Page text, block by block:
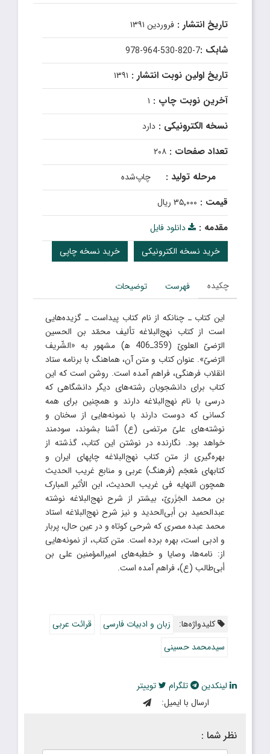
تاریخ انتشار : فروردین ۱۳۹۱
شابک :978-964-530-820-7
تاریخ اولین نوبت انتشار : ۱۳۹۱
آخرین نوبت چاپ : ۱
نسخه الکترونیکی : دارد
تعداد صفحات : ۲۰۸
مرحله تولید : چاپ‌شده
قیمت : ۳۵٬۰۰۰ ریال
مقدمه :
دانلود فایل
خرید نسخه چاپی
خرید نسخه الکترونیکی
چکیده فهرست توضیحات
این کتاب ـ چنانکه از نام کتاب پیداست ـ گزیده‌هایی
است از کتاب نهج‌البلاغه تألیف محمّد بن الحسین
الرّضیّ العلویّ (359ـ406 ﻫ) مشهور به «الشّریف
الرّضیّ». عنوان کتاب و متن آن، هماهنگ با برنامه ستاد
انقلاب فرهنگی، فراهم آمده است. روشن است که این
کتاب برای دانشجویان رشته‌های دیگر دانشگاهی که
درسی با نام نهج‌البلاغه دارند و همچنین برای همه
کسانی که دوست دارند با نمونه‌هایی از سخنان و
نوشته‌های علیّ مرتضی (ع) آشنا بشوند، سودمند
خواهد بود. نگارنده در نوشتن این کتاب، گذشته از
بهره‌گیری از متن کتاب نهج‌البلاغه چاپهای ایران و
کتابهای مُعجَم (فرهنگ) عربی و منابع غریب الحدیث
همچون النهایه فی غریب الحدیث، ابن الأثیر المبارک
بن محمد الجَزَریّ، بیشتر از شرح نهج‌البلاغه نوشته
عبدالحمید بن أبی‌الحدید و نیز شرح نهج‌البلاغه استاد
محمد عبده مصری که شرحی کوتاه و در عین حال، پربار
و ادبی است، بهره برده است. متن کتاب، از نمونه‌هایی
از: نامه‌ها، وصایا و خطبه‌های امیرالمؤمنین علی بن
أبی‌طالب (ع)، فراهم آمده است.
کلیدواژه‌ها: زبان و ادبیات فارسی
قرائت عربی
سیدمحمد حسینی
لینکدین تلگرام
توییتر
ارسال با ایمیل:
نظر شما :